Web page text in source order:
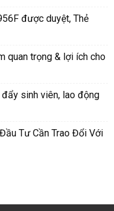
được duyệt, Thẻ
quan trọng & lợi ích cho
sinh viên, lao động
Tư Cần Trao Đổi Với